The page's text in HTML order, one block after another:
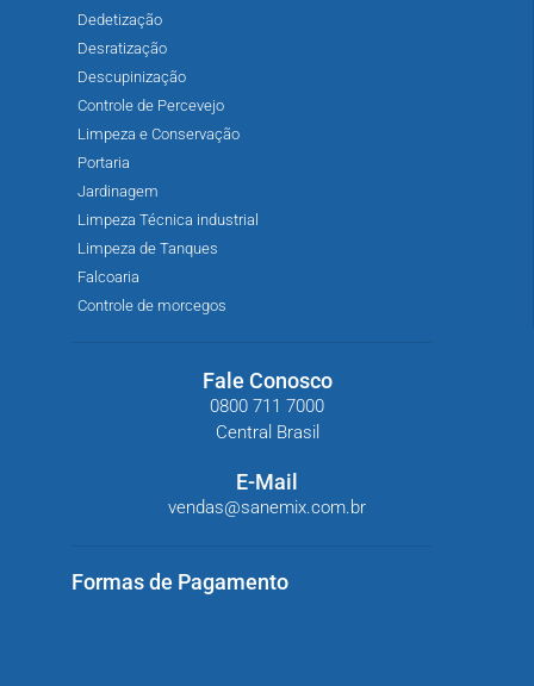
Dedetização
Desratização
Descupinização
Controle de Percevejo
Limpeza e Conservação
Portaria
Jardinagem
Limpeza Técnica industrial
Limpeza de Tanques
Falcoaria
Controle de morcegos
Fale Conosco
0800 711 7000
Central Brasil
E-Mail
vendas@sanemix.com.br
Formas de Pagamento